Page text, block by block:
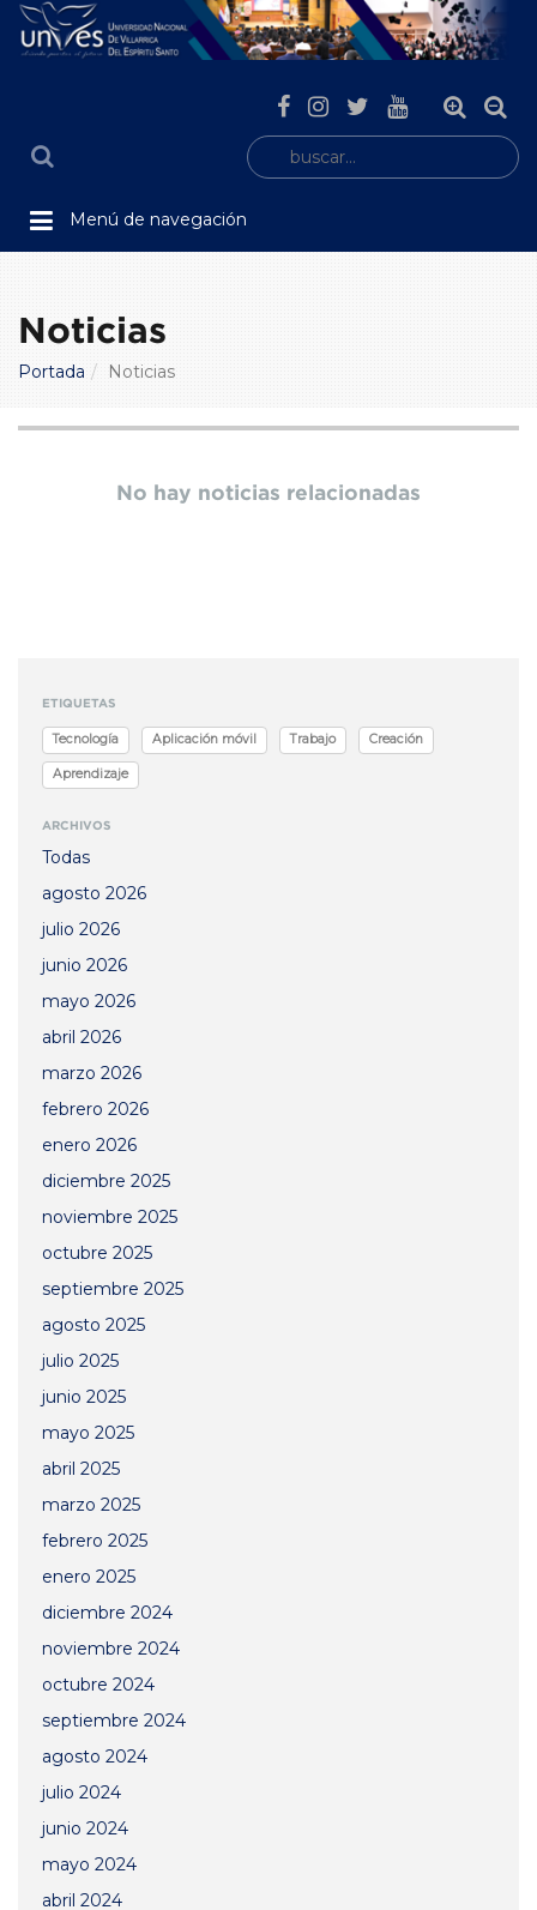
Menú de navegación
Noticias
Portada Noticias
No hay noticias relacionadas
ETIQUETAS
Tecnología Aplicación móvil Trabajo Creación
Aprendizaje
ARCHIVOS
Todas
agosto 2026
julio 2026
junio 2026
mayo 2026
abril 2026
marzo 2026
febrero 2026
enero 2026
diciembre 2025
noviembre 2025
octubre 2025
septiembre 2025
agosto 2025
julio 2025
junio 2025
mayo 2025
abril 2025
marzo 2025
febrero 2025
enero 2025
diciembre 2024
noviembre 2024
octubre 2024
septiembre 2024
agosto 2024
julio 2024
junio 2024
mayo 2024
abril 2024